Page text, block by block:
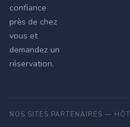
confiance
près de chez
vous et
demandez un
réservation.
NOS SITES PARTENAIRES —